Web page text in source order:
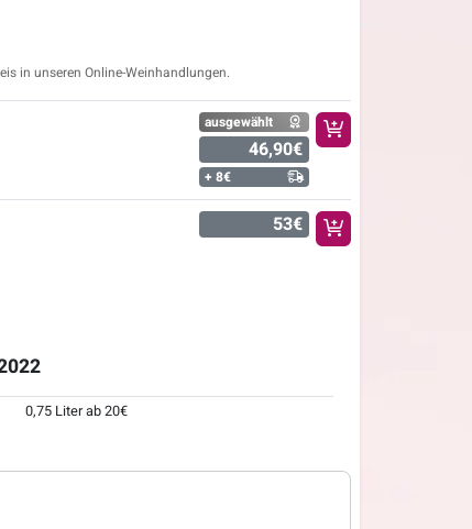
in unseren Online-Weinhandlungen.
ausgewählt
46,90€
+ 8€
53€
0,75 Liter ab 20€